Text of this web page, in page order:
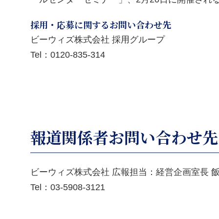
採用・応募に関するお問い合わせ先
ビーウィズ株式会社 採用グループ
Tel： 0120-835-314
報道関係者お問い合わせ先
ビーウィズ株式会社 広報担当：経営企画室長
Tel： 03-5908-3121